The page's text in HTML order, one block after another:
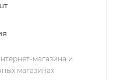
магазина и
магазинах